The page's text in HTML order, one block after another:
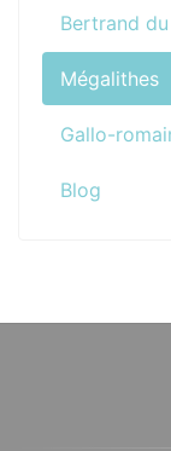
Bertrand
Mégalithes
Gallo-
Blog